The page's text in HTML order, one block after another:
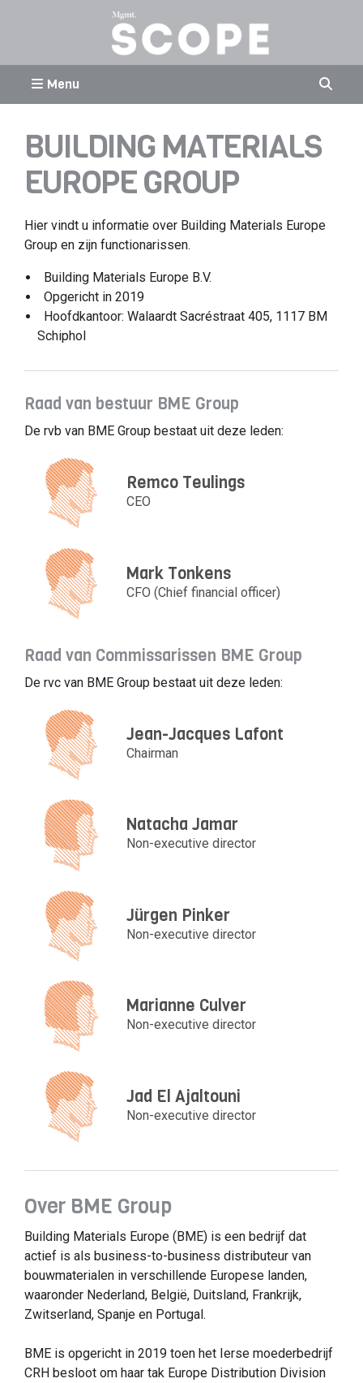
Menu
BUILDING MATERIALS
EUROPE GROUP
Hier vindt u informatie over Building Materials Europe
Group en zijn functionarissen.
Building Materials Europe B.V.
Opgericht in 2019
Hoofdkantoor: Walaardt Sacréstraat 405, 1117 BM
Schiphol
Raad van bestuur BME Group
De rvb van BME Group bestaat uit deze leden:
Remco Teulings
CEO
Mark Tonkens
CFO (Chief financial officer)
Raad van Commissarissen BME Group
De rvc van BME Group bestaat uit deze leden:
Jean-Jacques Lafont
Chairman
Natacha Jamar
Non-executive director
Jürgen Pinker
Non-executive director
Marianne Culver
Non-executive director
Jad El Ajaltouni
Non-executive director
Over BME Group
Building Materials Europe (BME) is een bedrijf dat
actief is als business-to-business distributeur van
bouwmaterialen in verschillende Europese landen,
waaronder Nederland, België, Duitsland, Frankrijk,
Zwitserland, Spanje en Portugal.
BME is opgericht in 2019 toen het Ierse moederbedrijf
CRH besloot om haar tak Europe Distribution Division